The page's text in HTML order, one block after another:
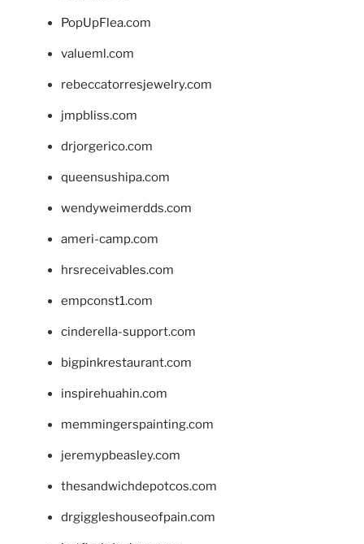
PopUpFlea.com
valueml.com
rebeccatorresjewelry.com
jmpbliss.com
drjorgerico.com
queensushipa.com
wendyweimerdds.com
ameri-camp.com
hrsreceivables.com
empconst1.com
cinderella-support.com
bigpinkrestaurant.com
inspirehuahin.com
memmingerspainting.com
jeremypbeasley.com
thesandwichdepotcos.com
drgiggleshouseofpain.com